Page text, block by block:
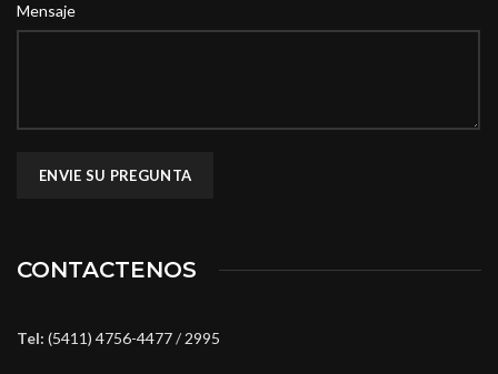
Mensaje
CONTACTENOS
Tel: (5411) 4756-4477/2995